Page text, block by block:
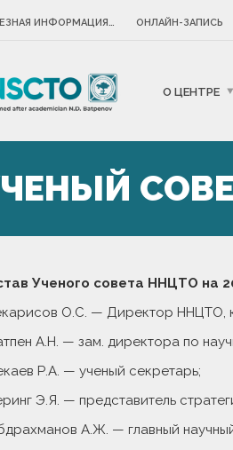
ИНФОРМАЦИЯ… ОНЛАЙН-ЗАПИСЬ
О ЦЕНТРЕ
Ученого совета ННЦТО на
О.С. — Директор ННЦТО,
А.Н. — зам. директора по
Р.А. — ученый секретарь;
Э.Я. — представитель
А.Ж. — главный